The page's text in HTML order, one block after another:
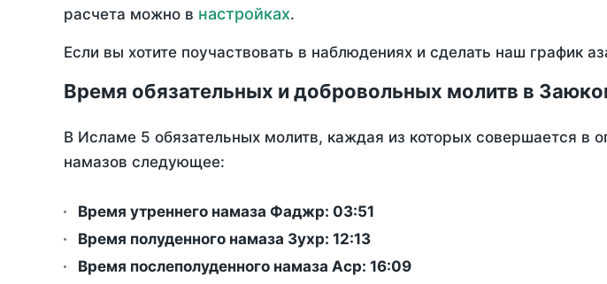
расчета можно в настройках.
Если вы хотите поучаствовать в наблюдениях и сделать наш график
Время обязательных и добровольных молитв в
В Исламе 5 обязательных молитв, каждая из которых совершается в
намазов следующее:
Время утреннего намаза Фаджр: 03:51
Время полуденного намаза Зухр: 12:13
Время послеполуденного намаза Аср: 16:09